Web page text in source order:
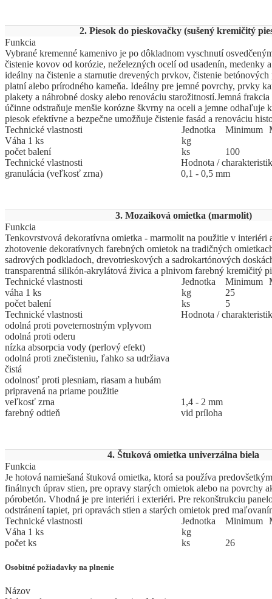
2. Piesok do pieskovačky (sušený kremičitý
Funkcia
Vybrané kremenné kamenivo je po dôkladnom vyschnutí
čistenie kovov od korózie, neželezných ocelí od usadenín, medenky
ideálny na čistenie a starnutie drevených prvkov, čistenie
platní alebo prírodného kameňa. Ideálny pre jemné povrchy, prvky
plakety a náhrobné dosky alebo renováciu starožitností.Jemná
účinne odstraňuje menšie korózne škvrny na oceli a jemne odhaľuje
piesok efektívne a bezpečne umožňuje čistenie fasád a renováciu
Technické vlastnosti
Jed­not­ka Mi­ni­mum
Váha 1 ks
kg
počet balení
ks
100
Technické vlastnosti
Hodnota /
granulácia (veľkosť zrna)
0,1 - 0,5 mm
3. Mozaiková omietka (marmolit)
Funkcia
Tenkovrstvová dekoratívna omietka - marmolit na použitie v interiéri
zhotovenie dekoratívnych farebných omietok na tradičných
sadrových podkladoch, drevotrieskových a sadrokartónových
transparentná silikón-akrylátová živica a plnivom farebný kremičitý
Technické vlastnosti
Jed­not­ka Mi­ni­mum
váha 1 ks
kg
25
počet balení
ks
5
Technické vlastnosti
Hodnota /
odolná proti poveternostným vplyvom
odolná proti oderu
nízka absorpcia vody (perlový efekt)
odolná proti znečisteniu, ľahko sa udržiava
čistá
odolnosť proti plesniam, riasam a hubám
pripravená na priame použitie
veľkosť zrna
1,4 - 2 mm
farebný odtieň
vid príloha
4. Štuková omietka univerzálna biela
Funkcia
Je hotová namiešaná štuková omietka, ktorá sa používa
finálnych úprav stien, pre opravy starých omietok alebo na povrchy
pórobetón. Vhodná je pre interiéri i exteriéri. Pre rekonštrukciu
odstránení tapiet, pri opravách stien a starých omietok pred
Technické vlastnosti
Jed­not­ka Mi­ni­mum
Váha 1 ks
kg
počet ks
ks 26
Osobitné požiadavky na plnenie
Názov